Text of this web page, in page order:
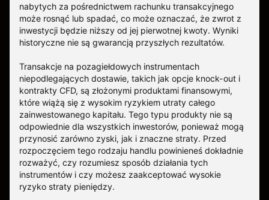
nabytych za pośrednictwem rachunku transakcyjnego
może rosnąć lub spadać, co może oznaczać, że zwrot z
inwestycji będzie niższy od jej pierwotnej kwoty. Wyniki
historyczne nie są gwarancją przyszłych rezultatów.
Transakcje na pozagiełdowych instrumentach
niepodlegających dostawie, takich jak opcje knock-out i
kontrakty CFD, są złożonymi produktami finansowymi,
które wiążą się z wysokim ryzykiem utraty całego
zainwestowanego kapitału. Tego typu produkty nie są
odpowiednie dla wszystkich inwestorów, ponieważ mogą
przynosić zarówno zyski, jak i znaczne straty. Przed
rozpoczęciem tego rodzaju handlu powinieneś dokładnie
rozważyć, czy rozumiesz sposób działania tych
instrumentów i czy możesz zaakceptować wysokie
ryzyko straty pieniędzy.